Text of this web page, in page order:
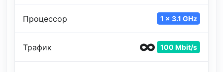
Процессор 1 x 3.1 GHz
Трафик 100 Mbit/s